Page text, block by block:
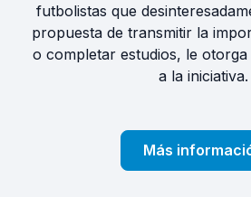
futbolistas que
propuesta de transmitir la
o completar estudios, le
a la iniciativa.
Más